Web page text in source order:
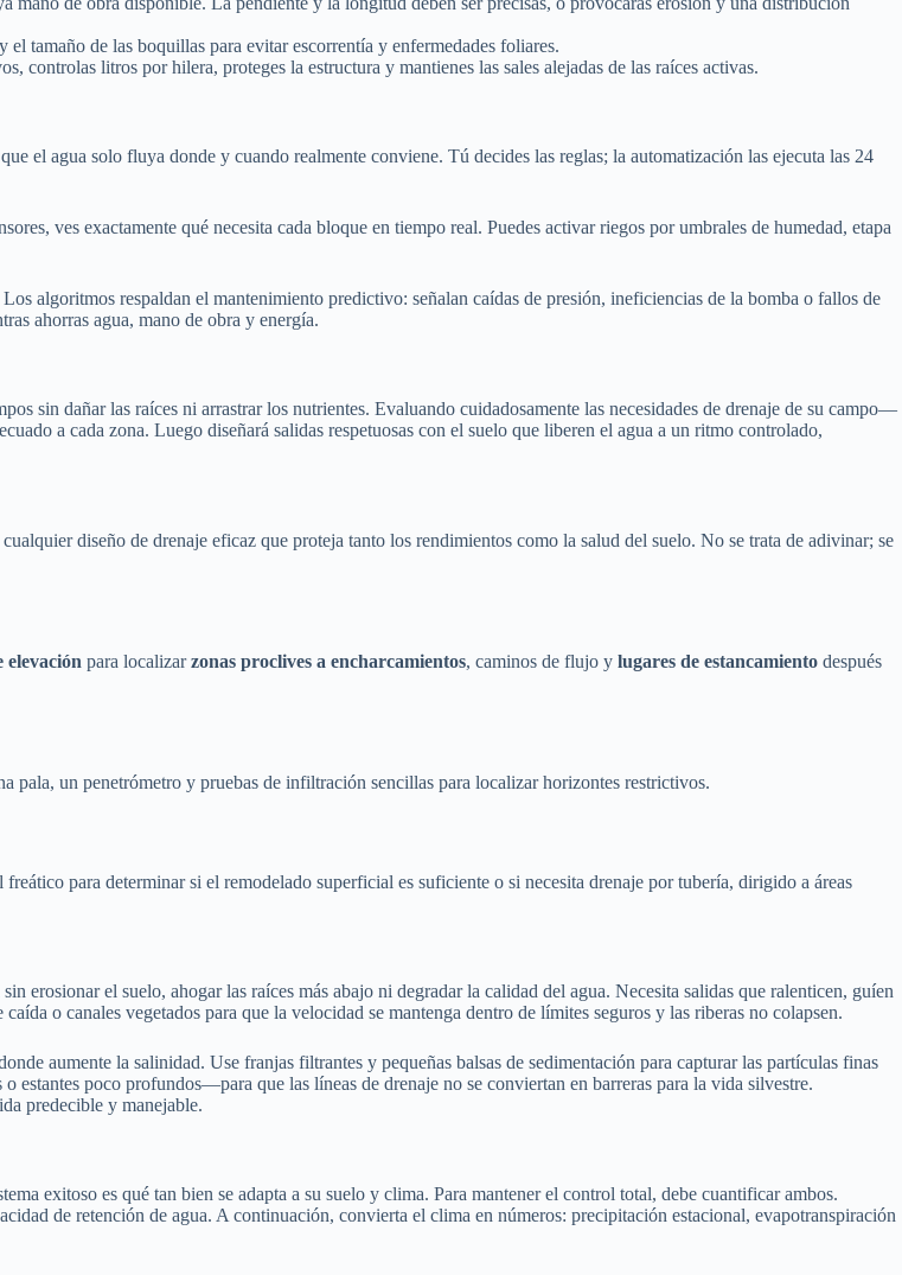
tamaño de las boquillas para evitar escorrentía y enfermedades foliares.
controlas litros por hilera, proteges la estructura y mantienes las sales alejadas de las raíces activas.
el agua solo fluya donde y cuando realmente conviene. Tú decides las reglas; la automatización las ejecuta las 24
ves exactamente qué necesita cada bloque en tiempo real. Puedes activar riegos por umbrales de humedad, etapa
algoritmos respaldan el mantenimiento predictivo: señalan caídas de presión, ineficiencias de la bomba o fallos de
ahorras agua, mano de obra y energía.
sin dañar las raíces ni arrastrar los nutrientes. Evaluando cuidadosamente las necesidades de drenaje de su campo—
a cada zona. Luego diseñará salidas respetuosas con el suelo que liberen el agua a un ritmo controlado,
diseño de drenaje eficaz que proteja tanto los rendimientos como la salud del suelo. No se trata de adivinar; se
elevación para localizarzonas proclives a encharcamientos, caminos de flujo y lugares de estancamiento después
pala, un penetrómetro y pruebas de infiltración sencillas para localizar horizontes restrictivos.
para determinar si el remodelado superficial es suficiente o si necesita drenaje por tubería, dirigido a áreas
erosionar el suelo, ahogar las raíces más abajo ni degradar la calidad del agua. Necesita salidas que ralenticen, guíen
o canales vegetados para que la velocidad se mantenga dentro de límites seguros y las riberas no colapsen.
aumente la salinidad. Use franjas filtrantes y pequeñas balsas de sedimentación para capturar las partículas finas
estantes poco profundos—para que las líneas de drenaje no se conviertan en barreras para la vida silvestre.
predecible y manejable.
exitoso es qué tan bien se adapta a su suelo y clima. Para mantener el control total, debe cuantificar ambos.
de retención de agua. A continuación, convierta el clima en números: precipitación estacional, evapotranspiración